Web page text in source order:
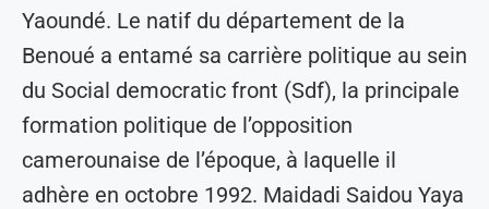
Yaoundé. Le natif du département de la
Benoué a entamé sa carrière politique au sein
du Social democratic front (Sdf), la principale
formation politique de l’opposition
camerounaise de l’époque, à laquelle il
adhère en octobre 1992. Maidadi Saidou Yaya